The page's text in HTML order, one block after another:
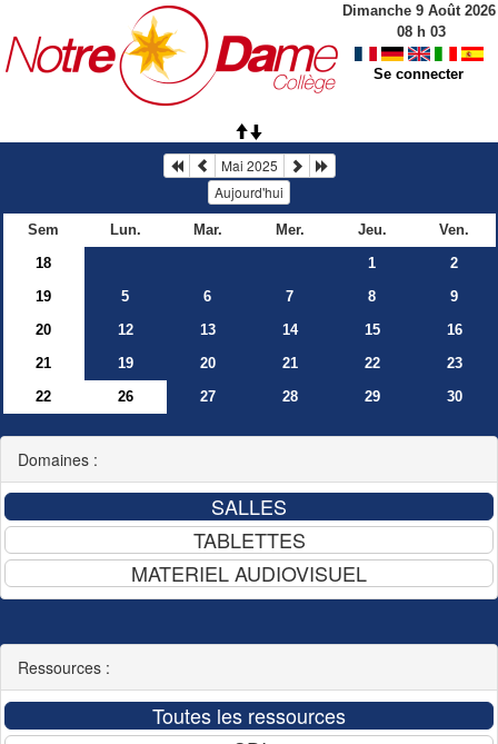
Dimanche 9 Août 2026
08h 03
Se connecter
Mai 2025
Aujourd'hui
Sem Lun. Mar. Mer. Jeu.
Ven.
18
1
2
19
5 6 7 8
9
20
12 13 14 15
16
21
19 20 21 22
23
22
26 27 28 29 30
Domaines :
Ressources :